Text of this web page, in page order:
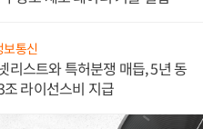
보통신
리스트와 특허분쟁 매듭, 5년 동
조 라이선스비 지급